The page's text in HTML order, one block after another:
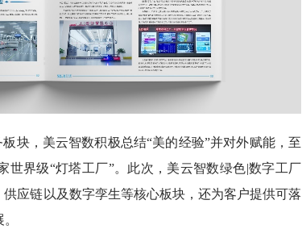
块，美云智数积极总结“美的经验”并对外赋能，至
世界级“灯塔工厂”。此次，美云智数绿色|数字工厂
应链以及数字孪生等核心板块，还为客户提供可落